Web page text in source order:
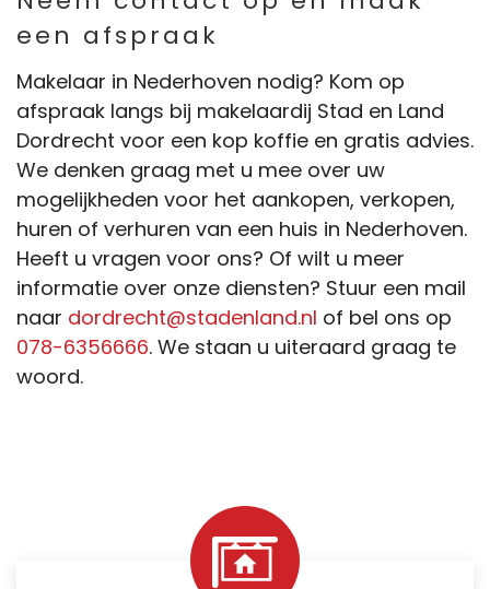
een afspraak
Makelaar in Nederhoven nodig? Kom op
afspraak langs bij makelaardij Stad en Land
Dordrecht voor een kop koffie en gratis advies.
We denken graag met u mee over uw
mogelijkheden voor het aankopen, verkopen,
huren of verhuren van een huis in Nederhoven.
Heeft u vragen voor ons? Of wilt u meer
informatie over onze diensten? Stuur een mail
naar dordrecht@stadenland.nl of bel ons op
078-6356666. We staan u uiteraard graag te
woord.